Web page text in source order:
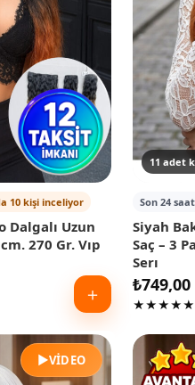
10 kişi inceliyor
Dalgalı Uzun
270 Gr. Vıp
＋
11 adet
Son 24
Siyah
Saç – 3
Serı
₺749,00
★★★★★
▶VIDEO